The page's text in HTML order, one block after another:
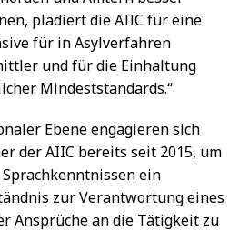
plädiert die AIIC für eine
für in Asylverfahren
und für die Einhaltung
Mindeststandards.“
Ebene engagieren sich
der AIIC bereits seit 2015, um
ein
zur Verantwortung eines
Ansprüche an die Tätigkeit zu